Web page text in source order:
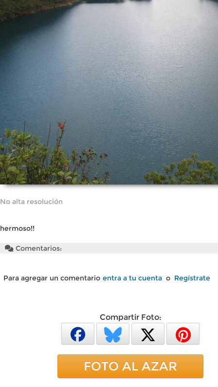
No alta resolución
hermoso!!
Comentarios:
Para agregar un comentario entra a tu cuenta o Regístrate
Compartir Foto:
FOTO AL AZAR